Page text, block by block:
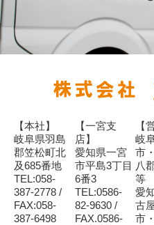
【本社】
岐阜県羽島
郡笠松町北
及685番地
TEL:058-
387-2778 /
FAX:058-
387-6498
【一宮支
店】
愛知県一宮
市平島3丁目
6番3
TEL:0586-
82-9630 /
FAX.0586-
【
岐
市
八
等
愛
古
市